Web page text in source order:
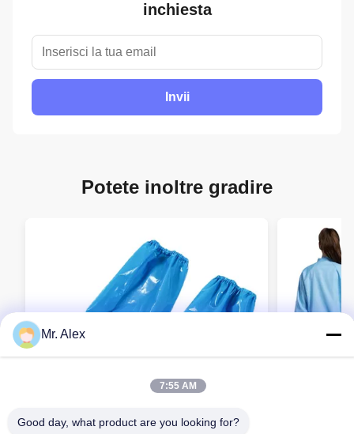
inchiesta
Invii
Potete inoltre gradire
Mr. Alex
7:55 AM
Good day, what product are you looking for?